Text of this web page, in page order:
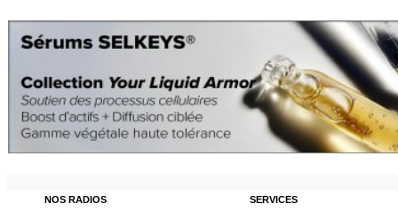
NOS RADIOS SERVICES